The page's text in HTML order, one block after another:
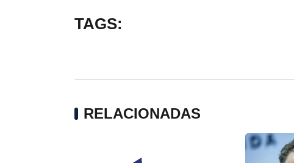
TAGS:
RELACIONADAS